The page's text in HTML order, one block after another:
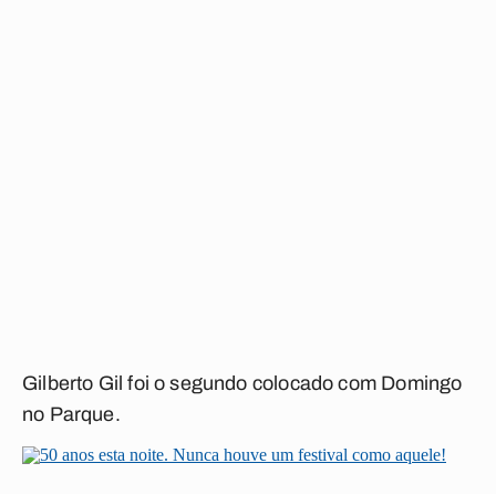
Gilberto Gil foi o segundo colocado com Domingo
no Parque.